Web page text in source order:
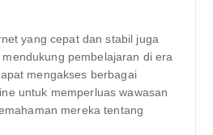
yang cepat dan stabil juga
pembelajaran di era
mengakses berbagai
untuk memperluas wawasan
mereka tentang